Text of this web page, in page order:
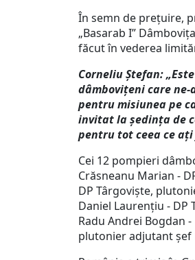
În semn de prețuire,
„Basarab I”
făcut în vederea
Corneliu Ștefan:
dâmbovițeni care
pentru misiunea pe
invitat la ședința de
pentru tot ceea ce
Cei 12 pompieri
Crăsneanu Marian -
DP Târgoviște,
Daniel Laurențiu -
Radu Andrei Bogdan
plutonier adjutant șef